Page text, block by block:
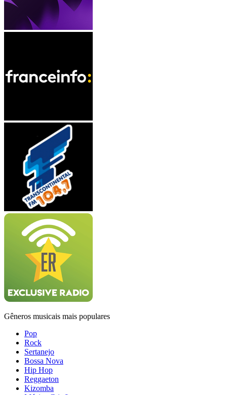
Gêneros musicais mais populares
Pop
Rock
Sertanejo
Bossa Nova
Hip Hop
Reggaeton
Kizomba